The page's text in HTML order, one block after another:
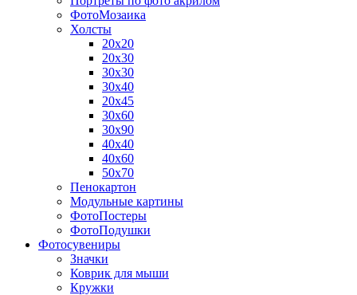
ФотоМозаика
Холсты
20х20
20х30
30х30
30х40
20х45
30х60
30х90
40х40
40х60
50х70
Пенокартон
Модульные картины
ФотоПостеры
ФотоПодушки
Фотоcувениры
Значки
Коврик для мыши
Кружки